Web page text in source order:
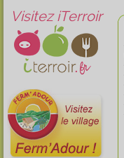
Visitez iTerroir